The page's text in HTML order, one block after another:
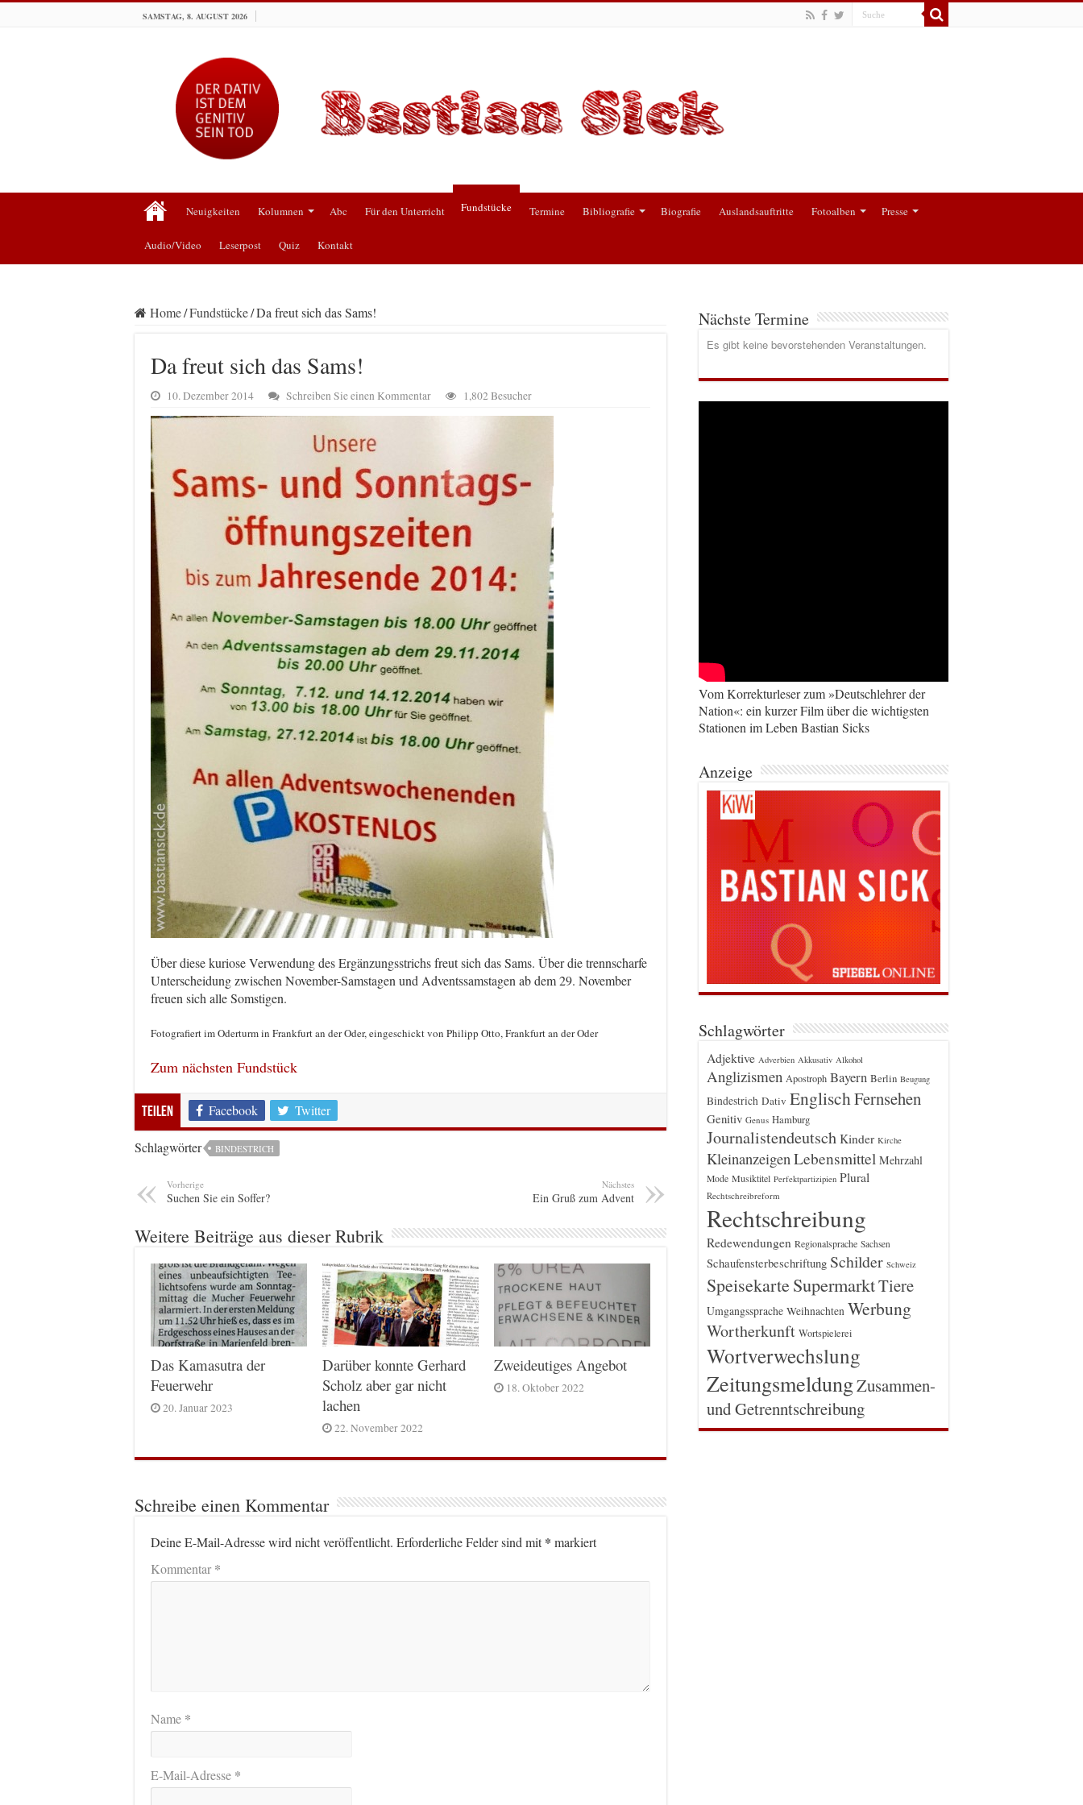
SAMSTAG, 8. AUGUST 2026
Neuigkeiten Kolumnen Abc Für den Unterricht Fundstücke Termine Bibliografie Biografie Auslandsauftritte Fotoalben Presse
Audio/Video Leserpost Quiz Kontakt
Home/Fundstücke/Da freut sich das Sams!
Da freut sich das Sams!
10. Dezember 2014 Schreiben Sie einen Kommentar 1,802 Besucher
Über diese kuriose Verwendung des Ergänzungsstrichs freut sich das Sams. Über die trennscharfe
Unterscheidung zwischen November-Samstagen und Adventssamstagen ab dem 29. November
freuen sich alle Somstigen.
Fotografiert im Oderturm in Frankfurt an der Oder, eingeschickt von Philipp Otto, Frankfurt an der Oder
Zum nächsten Fundstück
Teilen Facebook Twitter
Schlagwörter BINDESTRICH
Vorherige
Suchen Sie ein Soffer?
Nächstes
Ein Gruß zum Advent
Weitere Beiträge aus dieser Rubrik
Das Kamasutra der
Feuerwehr
20. Januar 2023
Darüber konnte Gerhard
Scholz aber gar nicht
lachen
22. November 2022
Zweideutiges Angebot
18. Oktober 2022
Schreibe einen Kommentar
Deine E-Mail-Adresse wird nicht veröffentlicht. Erforderliche Felder sind mit* markiert
Kommentar*
Name *
E-Mail-Adresse *
Nächste Termine
Es gibt keine bevorstehenden Veranstaltungen.
Vom Korrekturleser zum »Deutschlehrer der
Nation«: ein kurzer Film über die wichtigsten
Stationen im Leben Bastian Sicks
Anzeige
Schlagwörter
Adjektive Adverbien Akkusativ Alkohol
Anglizismen Apostroph Bayern Berlin Beugung
Bindestrich Dativ EnglischFernsehen
Genitiv Genus Hamburg
Journalistendeutsch Kinder Kirche
Kleinanzeigen Lebensmittel Mehrzahl
Mode Musiktitel Perfektpartizipien Plural
Rechtschreibreform
Rechtschreibung
Redewendungen Regionalsprache Sachsen
Schaufensterbeschriftung Schilder Schweiz
Speisekarte SupermarktTiere
Umgangssprache Weihnachten Werbung
Wortherkunft Wortspielerei
Wortverwechslung
ZeitungsmeldungZusammen-
und Getrenntschreibung